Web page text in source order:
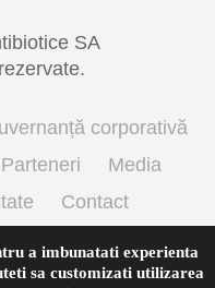
SA
corporativă
Parteneri
Media
Contact
personal
a imbunatati experienta
sa customizati utilizarea